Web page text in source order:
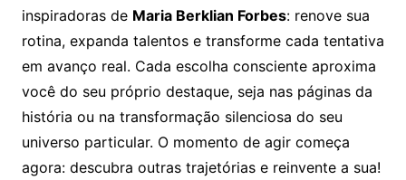
inspiradoras de Maria Berklian Forbes: renove sua
rotina, expanda talentos e transforme cada tentativa
em avanço real. Cada escolha consciente aproxima
você do seu próprio destaque, seja nas páginas da
história ou na transformação silenciosa do seu
universo particular. O momento de agir começa
agora: descubra outras trajetórias e reinvente a sua!